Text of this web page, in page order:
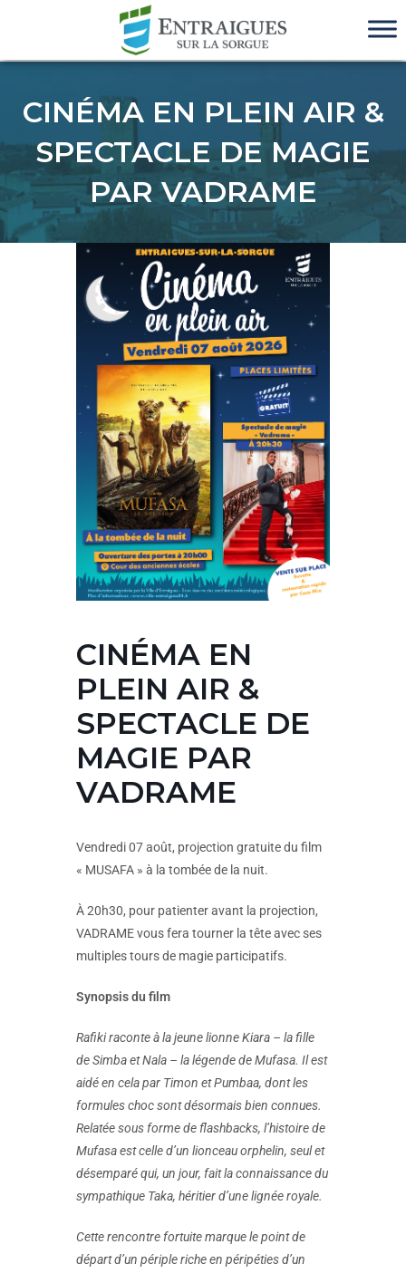
CINÉMA EN PLEIN AIR &
SPECTACLE DE MAGIE
PAR VADRAME
CINÉMA EN
PLEIN AIR &
SPECTACLE DE
MAGIE PAR
VADRAME
Vendredi 07 août, projection gratuite du film
« MUSAFA » à la tombée de la nuit.
À 20h30, pour patienter avant la projection,
VADRAME vous fera tourner la tête avec ses
multiples tours de magie participatifs.
Synopsis du film
Rafiki raconte à la jeune lionne Kiara – la fille
de Simba et Nala – la légende de Mufasa. Il est
aidé en cela par Timon et Pumbaa, dont les
formules choc sont désormais bien connues.
Relatée sous forme de flashbacks, l’histoire de
Mufasa est celle d’un lionceau orphelin, seul et
désemparé qui, un jour, fait la connaissance du
sympathique Taka, héritier d’une lignée royale.
Cette rencontre fortuite marque le point de
départ d’un périple riche en péripéties d’un